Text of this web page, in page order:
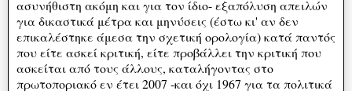
ασυνήθιστη ακόμη και για τον ίδιο- εξαπόλυση απειλών
για δικαστικά μέτρα και μηνύσεις (έστω κι' αν δεν
επικαλέστηκε άμεσα την σχετική ορολογία) κατά παντός
που είτε ασκεί κριτική, είτε προβάλλει την κριτική που
ασκείται από τους άλλους, καταλήγοντας στο
πρωτοποριακό εν έτει 2007 -και όχι 1967 για τα πολιτικά